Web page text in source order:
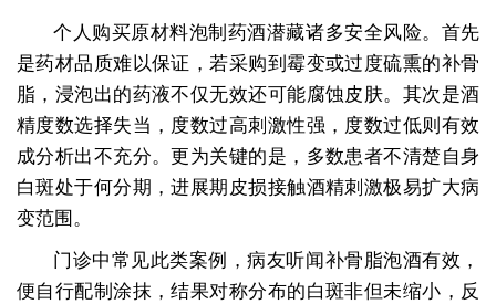
个人购买原材料泡制药酒潜藏诸多安全风险。首先
是药材品质难以保证，若采购到霉变或过度硫熏的补骨
脂，浸泡出的药液不仅无效还可能腐蚀皮肤。其次是酒
精度数选择失当，度数过高刺激性强，度数过低则有效
成分析出不充分。更为关键的是，多数患者不清楚自身
白斑处于何分期，进展期皮损接触酒精刺激极易扩大病
变范围。
门诊中常见此类案例，病友听闻补骨脂泡酒有效，
便自行配制涂抹，结果对称分布的白斑非但未缩小，反